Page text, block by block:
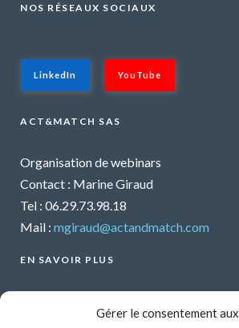
Gérer le consentement aux
NOS RÉSEAUX SOCIAUX
LinkedIn YouTube
ACT&MATCH SAS
Organisation de webinars
Contact : Marine Giraud
Tel : 06.29.73.98.18
Mail : mgiraud@actandmatch.com
EN SAVOIR PLUS
Organiser un webinar